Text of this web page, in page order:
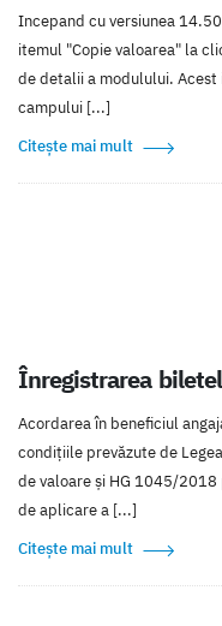
Incepand cu versiunea
itemul "Copie valoarea" la
de detalii a modulului.
campului [...]
Citește mai mult
Înregistrarea
Acordarea în beneficiul
condițiile prevăzute de
de valoare și HG 1045/
de aplicare a [...]
Citește mai mult